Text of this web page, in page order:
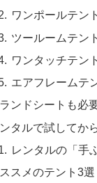
ワンポールテント
ツールームテント
ワンタッチテント
エアフレームテ
ンドシートも必
タルで試してか
レンタルの「手
スメのテント3選